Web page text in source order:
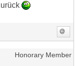
Honorary Member